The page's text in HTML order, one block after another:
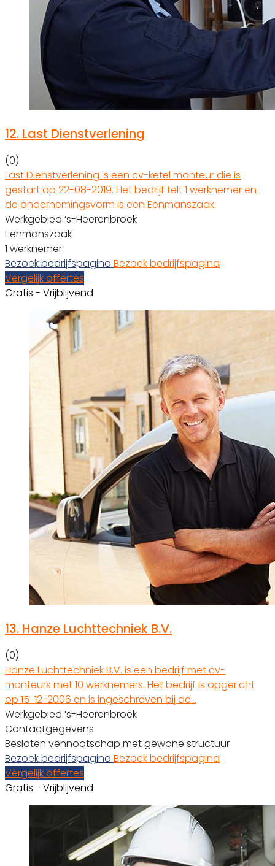
12. Last Dienstverlening
(0)
Last Dienstverlening is een cv-ketel monteur die is
gestart op 22-08-2019. Het bedrijf telt 1 werknemer en
de ondernemingsvorm is een Eenmanszaak.
Werkgebied ‘s-Heerenbroek
Eenmanszaak
1 werknemer
Bezoek bedrijfspagina Bezoek bedrijfspagina
Vergelijk offertes
Gratis - Vrijblijvend
13. Hanze Luchttechniek B.V.
(0)
Hanze Luchttechniek B.V. is een bedrijf met cv-
monteurs met 10 werknemers. Het bedrijf is opgericht
op 15-12-2006 en is ingeschreven bij de…
Werkgebied ‘s-Heerenbroek
Contactgegevens
Besloten vennootschap met gewone structuur
Bezoek bedrijfspagina Bezoek bedrijfspagina
Vergelijk offertes
Gratis - Vrijblijvend